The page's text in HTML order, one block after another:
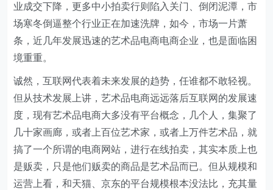
业成交下降，更多中小拍卖行则陷入关门、倒闭泥潭，市
场寒冬倒逼整个行业正在加速洗牌，如今，市场一片萧
条，近几年发展迅速的艺术品电商电商企业，也是面临困
境重重。
诚然，互联网代表着未来发展的趋势，任谁都不敢轻视。
但从技术发展上讲，艺术品电商远远落后互联网的发展速
度，现有艺术品电商大多没有平台概念，几个人，集聚了
几十家画廊，或者上百位艺术家，或者上万件艺术品，就
搞了一个所谓的电商网站，进行在线拍卖，其实本质上也
是贩卖，只是他们贩卖的商品是艺术品而已。但从规模和
运营上看，和天猫、京东的平台规模根本没法比，充其量